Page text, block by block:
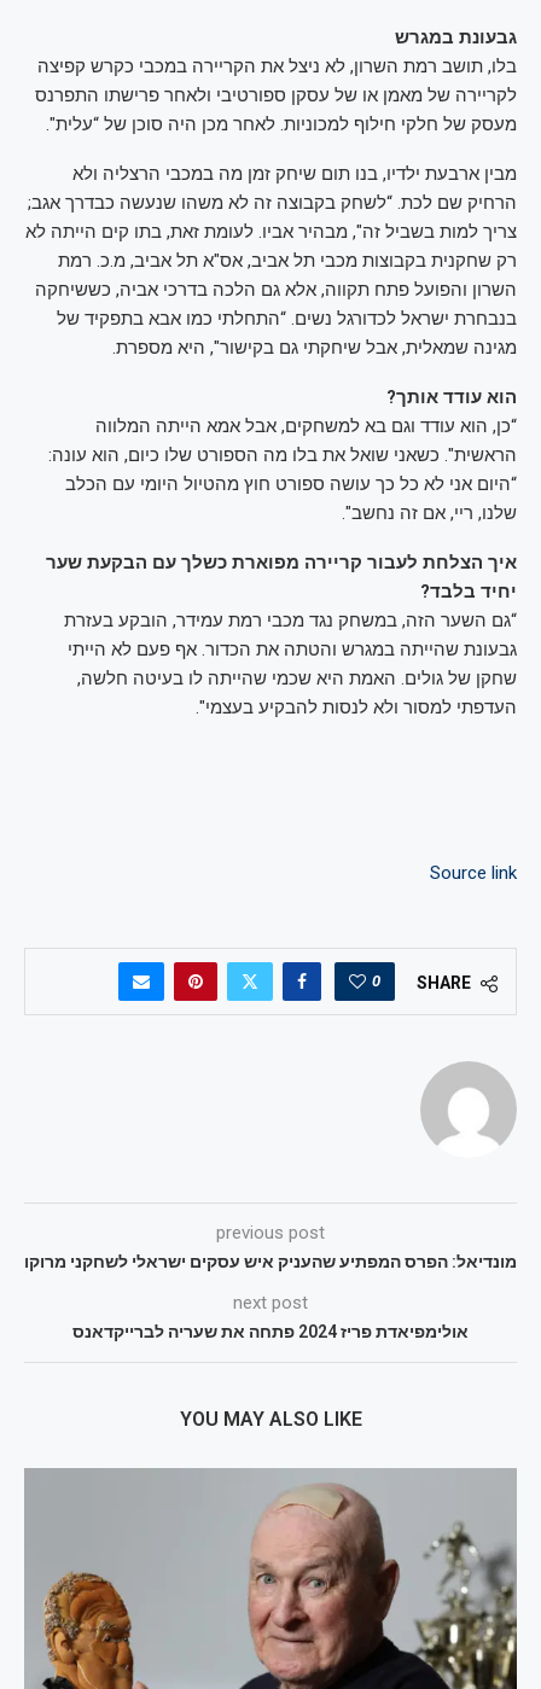
גבעונת במגרש
בלו, תושב רמת השרון, לא ניצל את הקריירה במכבי כקרש קפיצה
לקריירה של מאמן או של עסקן ספורטיבי ולאחר פרישתו התפרנס
מעסק של חלקי חילוף למכוניות. לאחר מכן היה סוכן של “עלית".
מבין ארבעת ילדיו, בנו תום שיחק זמן מה במכבי הרצליה ולא
הרחיק שם לכת. “לשחק בקבוצה זה לא משהו שנעשה כבדרך אגב;
צריך למות בשביל זה", מבהיר אביו. לעומת זאת, בתו קים הייתה לא
רק שחקנית בקבוצות מכבי תל אביב, אס"א תל אביב, מ.כ. רמת
השרון והפועל פתח תקווה, אלא גם הלכה בדרכי אביה, כששיחקה
בנבחרת ישראל לכדורגל נשים. “התחלתי כמו אבא בתפקיד של
מגינה שמאלית, אבל שיחקתי גם בקישור", היא מספרת.
הוא עודד אותך?
“כן, הוא עודד וגם בא למשחקים, אבל אמא הייתה המלווה
הראשית". כשאני שואל את בלו מה הספורט שלו כיום, הוא עונה:
“היום אני לא כל כך עושה ספורט חוץ מהטיול היומי עם הכלב
שלנו, ריי, אם זה נחשב".
איך הצלחת לעבור קריירה מפוארת כשלך עם הבקעת שער
יחיד בלבד?
“גם השער הזה, במשחק נגד מכבי רמת עמידר, הובקע בעזרת
גבעונת שהייתה במגרש והטתה את הכדור. אף פעם לא הייתי
שחקן של גולים. האמת היא שכמי שהייתה לו בעיטה חלשה,
העדפתי למסור ולא לנסות להבקיע בעצמי".
Source link
SHARE
0
previous post
מונדיאל: הפרס המפתיע שהעניק איש עסקים ישראלי לשחקני מרוקו
next post
אולימפיאדת פריז 2024 פתחה את שעריה לברייקדאנס
YOU MAY ALSO LIKE